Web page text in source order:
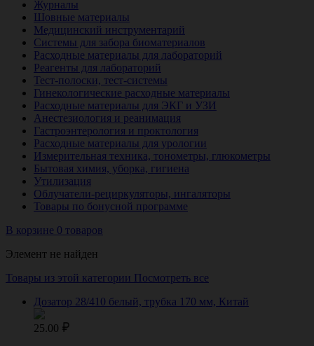
Журналы
Шовные материалы
Медицинский инструментарий
Системы для забора биоматериалов
Расходные материалы для лабораторий
Реагенты для лабораторий
Тест-полоски, тест-системы
Гинекологические расходные материалы
Расходные материалы для ЭКГ и УЗИ
Анестезиология и реанимация
Гастроэнтерология и проктология
Расходные материалы для урологии
Измерительная техника, тонометры, глюкометры
Бытовая химия, уборка, гигиена
Утилизация
Облучатели-рециркуляторы, ингаляторы
Товары по бонусной программе
В корзине 0 товаров
Элемент не найден
Товары из этой категории Посмотреть все
Дозатор 28/410 белый, трубка 170 мм, Китай
25.00